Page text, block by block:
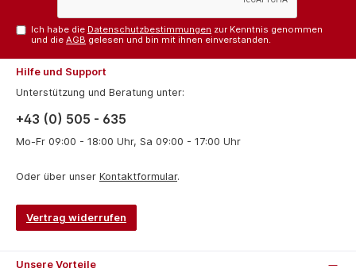
Ich habe die Datenschutzbestimmungen zur Kenntnis genommen
und dieAGB gelesen und bin mit ihnen einverstanden.
Hilfe und Support
Unterstützung und Beratung unter:
+43 (0) 505 - 635
Mo-Fr 09:00 - 18:00 Uhr, Sa 09:00 - 17:00 Uhr
Oder über unser Kontaktformular.
Vertrag widerrufen
Unsere Vorteile